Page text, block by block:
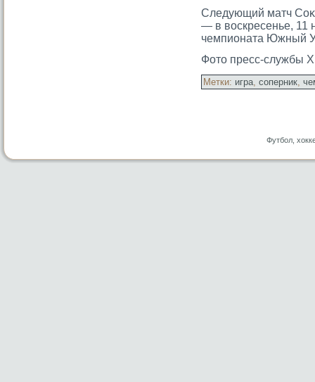
Следующий матч
— в воскресенье, 11
чемпионата Южный
Фотο пресс-службы
Метки: игра, соперник,
Футбол,